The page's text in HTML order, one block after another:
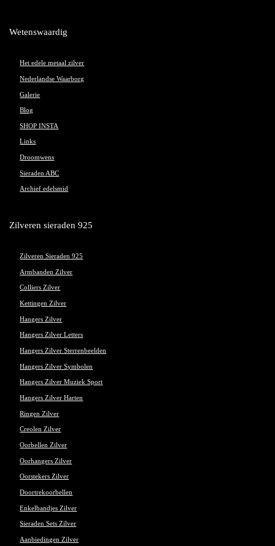
Wetenswaardig
Het edele metaal zilver
Nederlandse Waarborg
Galerie
Blog
SHOP INSTA
Links
Droomwens
Sieraden ABC
Archief edelsmid
Zilveren sieraden 925
Zilveren Sieraden 925
Armbanden Zilver
Colliers Zilver
Kettingen Zilver
Hangers Zilver
Hangers Zilver Letters
Hangers Zilver Sterrenbeelden
Hangers Zilver Symbolen
Hangers Zilver Muziek Sport
Hangers Zilver Harten
Ringen Zilver
Creolen Zilver
Oorbellen Zilver
Oorhangers Zilver
Oorstekers Zilver
Doortrekoorbellen
Enkelbandjes Zilver
Sieraden Sets Zilver
Aanbiedingen Zilver